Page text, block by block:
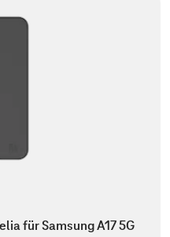
für Samsung A17 5G